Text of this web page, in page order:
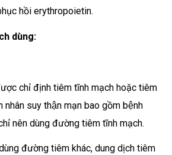
hồi erythropoietin.
dùng:
chỉ định tiêm tĩnh mạch hoặc tiêm
suy thận mạn bao gồm bệnh
nên dùng đường tiêm tĩnh mạch.
đường tiêm khác, dung dịch tiêm